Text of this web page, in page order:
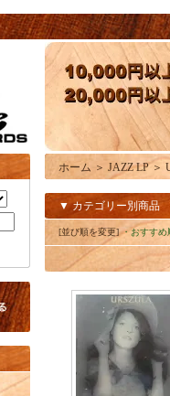
ホーム ＞ JAZZ LP ＞
▼ カテゴリー別商品
[並び順を変更]・おすすめ